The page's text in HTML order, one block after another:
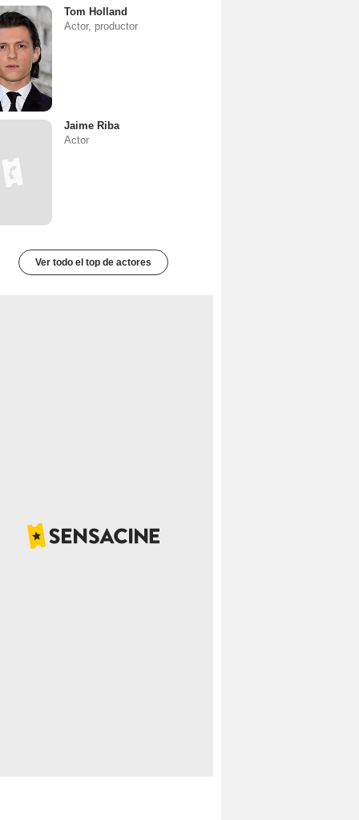
Tom Holland
Actor, productor
Jaime Riba
Actor
Ver todo el top de actores